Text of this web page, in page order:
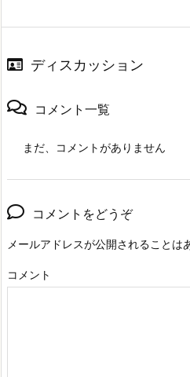
ディスカッション
コメント一覧
まだ、コメントがありません
コメントをどうぞ
メールアドレスが公開されることは
コメント